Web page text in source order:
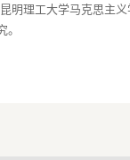
明理工大学马克思主